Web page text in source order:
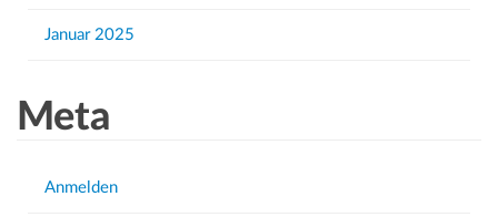
Januar 2025
Meta
Anmelden